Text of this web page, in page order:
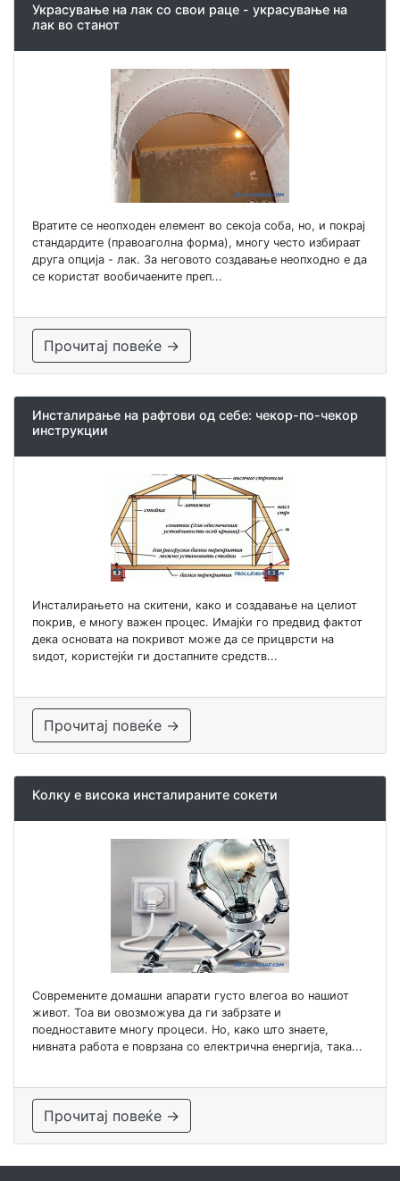
Украсување на лак со свои раце - украсување на
лак во станот
Вратите се неопходен елемент во секоја соба, но, и покрај
стандардите (правоаголна форма), многу често избираат
друга опција - лак. За неговото создавање неопходно е да
се користат вообичаените преп...
Прочитај повеќе →
Инсталирање на рафтови од себе: чекор-по-чекор
инструкции
Инсталирањето на скитени, како и создавање на целиот
покрив, е многу важен процес. Имајќи го предвид фактот
дека основата на покривот може да се прицврсти на
ѕидот, користејќи ги достапните средств...
Прочитај повеќе →
Колку е висока инсталираните сокети
Современите домашни апарати густо влегоа во нашиот
живот. Тоа ви овозможува да ги забрзате и
поедноставите многу процеси. Но, како што знаете,
нивната работа е поврзана со електрична енергија, така...
Прочитај повеќе →